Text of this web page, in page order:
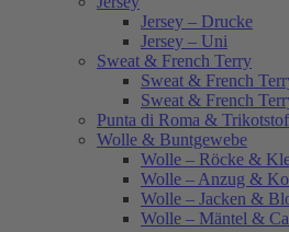
Jersey – Drucke
Jersey – Uni
Sweat & French Terry
Sweat & French
Sweat & French
Punta di Roma &
Wolle & Buntgewebe
Wolle – Röcke &
Wolle – Anzug &
Wolle – Jacken &
Wolle – Mäntel &